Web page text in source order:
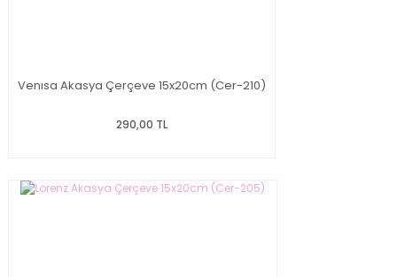
Venısa Akasya Çerçeve 15x20cm (Cer-210)
290,00 TL